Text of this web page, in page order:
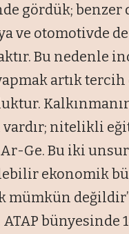
gördük; benzer
ve otomotivde de
Bu nedenle
artık tercih
vardır; nitelikli
Ge. Bu iki
ekonomik
mümkün
bünyesinde